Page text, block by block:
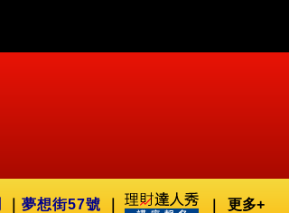
夢想街57號 更多+